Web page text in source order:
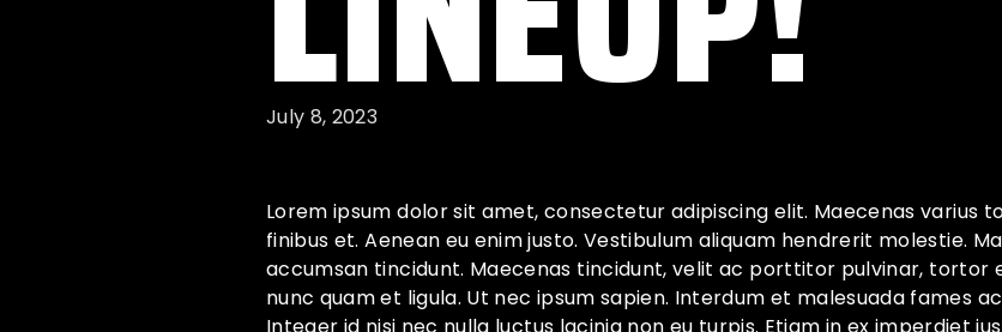
July 8, 2023
Lorem ipsum dolor sit amet, consectetur adipiscing elit. Maecenas varius
finibus et. Aenean eu enim justo. Vestibulum aliquam hendrerit molestie.
accumsan tincidunt. Maecenas tincidunt, velit ac porttitor pulvinar, tortor
nunc quam et ligula. Ut nec ipsum sapien. Interdum et malesuada fames
Integer id nisi nec nulla luctus lacinia non eu turpis. Etiam in ex imperdiet